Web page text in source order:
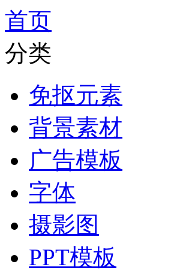
首页
分类
免抠元素
背景素材
广告模板
字体
摄影图
PPT模板